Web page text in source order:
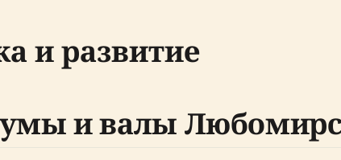
и развитие
и валы